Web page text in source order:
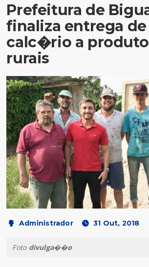
Prefeitura de
finaliza entrega de
calc�rio a
rurais
Administrador 31 Out, 2018
Foto divulga��o